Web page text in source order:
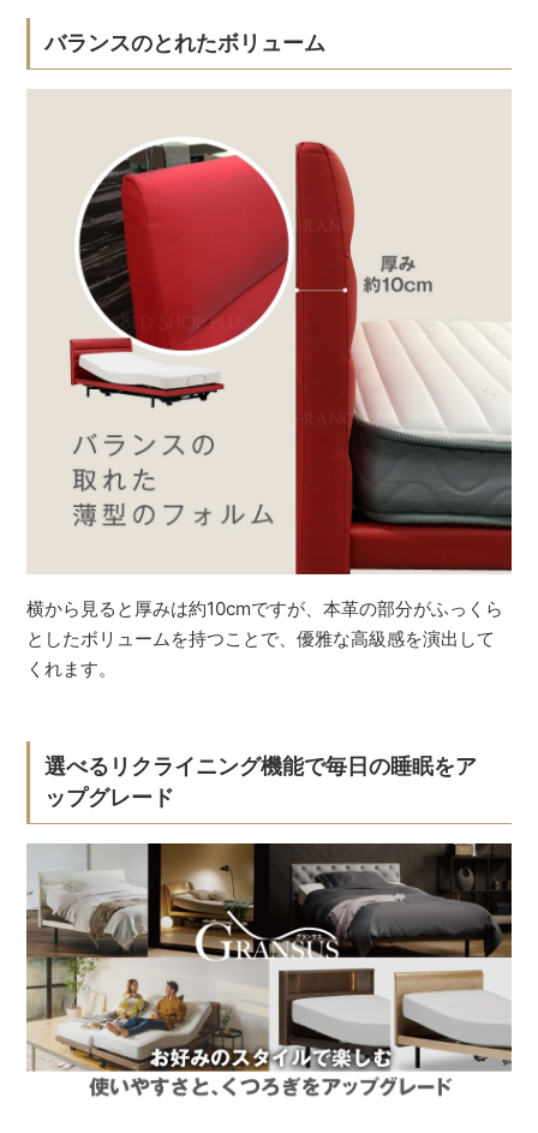
バランスのとれたボリューム
横から見ると厚みは約10cmですが、本革の部分がふっくら
としたボリュームを持つことで、優雅な高級感を演出して
くれます。
選べるリクライニング機能で毎日の睡眠をア
ップグレード